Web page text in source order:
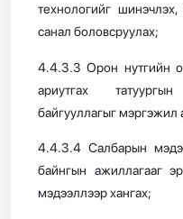
технологийг
санал боловсруулах;
4.4.3.3 Орон нутгийн
ариутгах
байгууллагыг мэргэжил
4.4.3.4 Салбарын
байнгын ажиллагааг
мэдээллээр хангах;